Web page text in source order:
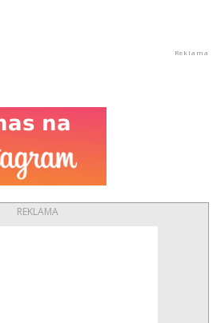
REKLAMA